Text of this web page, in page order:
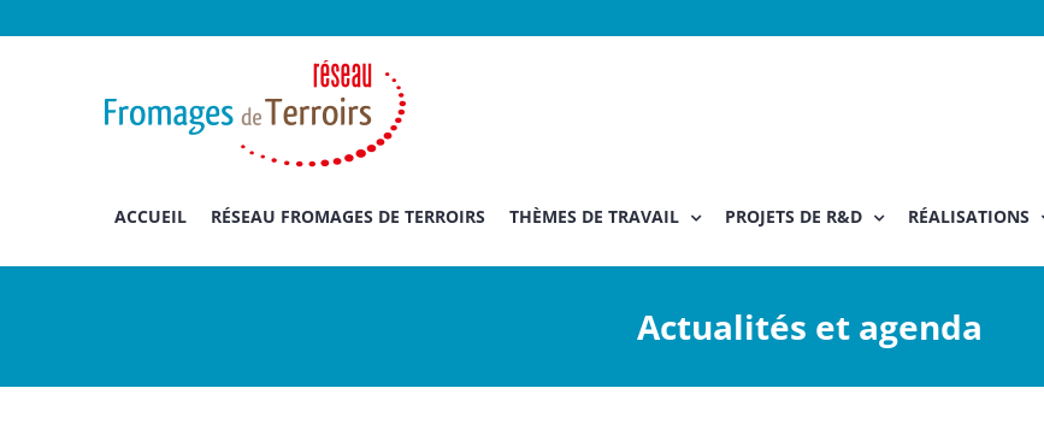
ACCUEIL RÉSEAU FROMAGES DE TERROIRS THÈMES DE TRAVAIL PROJETS DE R&D RÉALISATIONS
Actualités et agenda